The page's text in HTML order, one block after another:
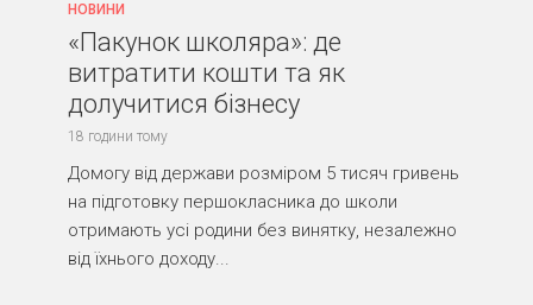
НОВИНИ
«Пакунок школяра»: де
витратити кошти та як
долучитися бізнесу
18 години тому
Домогу від держави розміром 5 тисяч гривень
на підготовку першокласника до школи
отримають усі родини без винятку, незалежно
від їхнього доходу...